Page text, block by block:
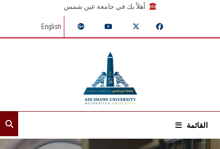
أهلاً بك في جامعة عين شمس
English
القائمة